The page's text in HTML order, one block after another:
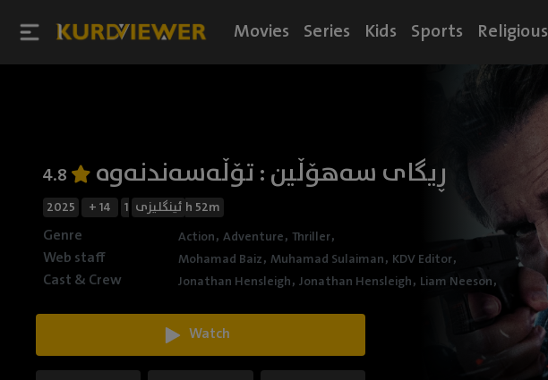
Movies Series Kids Sports Religious
ڕیگای سەهۆڵین : تۆڵەسەندنەوە
2025 + 14 ئینگلیزی 1h 52m
Genre Action, Adventure, Thriller,
Web staff
Mohamad Baiz, Muhamad Sulaiman, KDV Editor,
Cast & Crew
Jonathan Hensleigh, Jonathan Hensleigh, Liam Neeson,
Watch